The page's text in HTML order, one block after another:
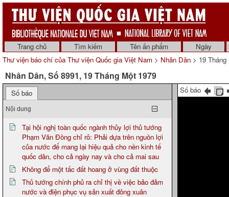
Trang chủ Tìm kiếm Tên ấn phẩm
Ngày
Thư viện báo chí của Thư viện Quốc gia Việt Nam > Nhân Dân > 19 Tháng
Nhân Dân, Số 8991, 19 Tháng Một 1979
Số báo
Nội dung
Tại hội nghị toàn quốc ngành thủy lợi thủ tướng
Phạm Văn Đồng chỉ rõ: Phải dựa trên nguồn lợi
của nước để mang lại hiệu quả cho nền kinh tế
quốc dân, cho cả ngày nay và cho cả mai sau
Không để một tấc đất hoang ở vùng đất thuộc
Thủ tướng chính phủ ra chỉ thị về việc bảo đảm
nước và điện phục vụ sản xuất đông xuân
Số báo